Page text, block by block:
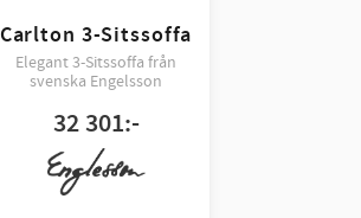
Carlton 3-Sitssoffa
Elegant 3-Sitssoffa från
svenska Engelsson
32 301:-